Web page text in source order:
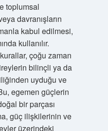
toplumsal
davranışların
kabul edilmesi,
kullanılır.
çoğu zaman
bilinçli ya da
uyduğu ve
egemen güçlerin
bir parçası
güç ilişkilerinin ve
üzerindeki